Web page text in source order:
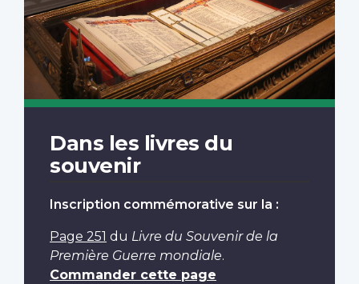
Dans les livres du
souvenir
Inscription commémorative sur la :
Page 251 du Livre du Souvenir de la
Première Guerre mondiale.
Commander cette page